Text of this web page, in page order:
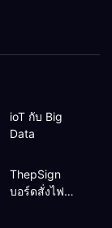
ioT กับ Big
Data
ThepSign
บอร์ดสั่งไฟ